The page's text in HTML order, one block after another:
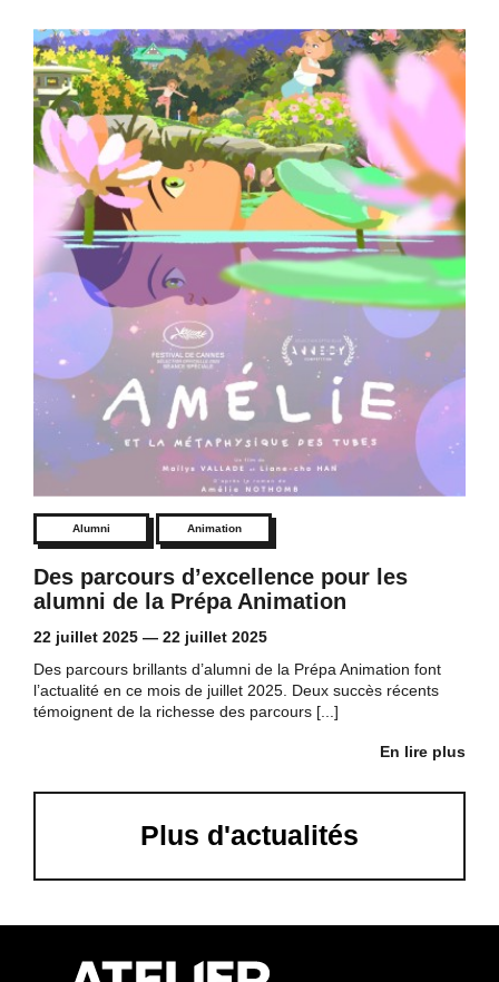
Alumni Animation
Des parcours d’excellence pour les
alumni de la Prépa Animation
22 juillet 2025 — 22 juillet 2025
Des parcours brillants d’alumni de la Prépa Animation font
l’actualité en ce mois de juillet 2025. Deux succès récents
témoignent de la richesse des parcours [...]
En lire plus
Plus d'actualités